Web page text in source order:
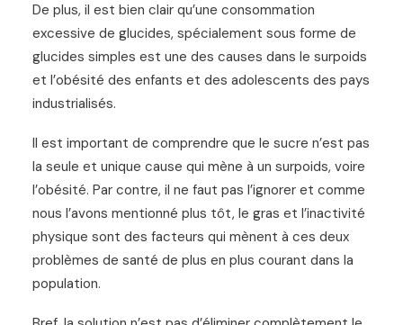
De plus, il est bien clair qu’une consommation
excessive de glucides, spécialement sous forme de
glucides simples est une des causes dans le surpoids
et l’obésité des enfants et des adolescents des pays
industrialisés.
Il est important de comprendre que le sucre n’est pas
la seule et unique cause qui mène à un surpoids, voire
l’obésité. Par contre, il ne faut pas l’ignorer et comme
nous l’avons mentionné plus tôt, le gras et l’inactivité
physique sont des facteurs qui mènent à ces deux
problèmes de santé de plus en plus courant dans la
population.